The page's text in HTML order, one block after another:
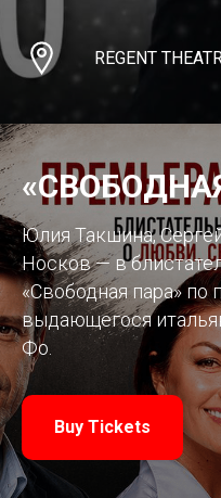
REGENT
Юлия Такшина,
Носков — в
«Свободная пара» по
выдающегося
Фо.
Buy Tickets